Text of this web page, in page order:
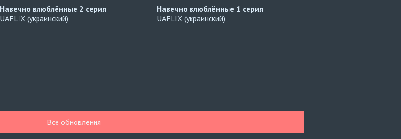
Навечно влюблённые 2 серия
UAFLIX (украинский)
Навечно влюблённые 1 серия
UAFLIX (украинский)
Все обновления